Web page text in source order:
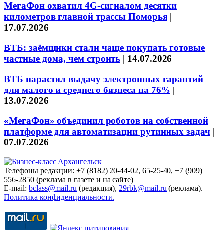
МегаФон охватил 4G-сигналом десятки
километров главной трассы Поморья |
17.07.2026
ВТБ: заёмщики стали чаще покупать готовые
частные дома, чем строить | 14.07.2026
ВТБ нарастил выдачу электронных гарантий
для малого и среднего бизнеса на 76% |
13.07.2026
«МегаФон» объединил роботов на собственной
платформе для автоматизации рутинных задач |
07.07.2026
Телефоны редакции: +7 (8182) 20-44-02, 65-25-40, +7 (909)
556-2850 (реклама в газете и на сайте)
E-mail: bclass@mail.ru (редакция), 29rbk@mail.ru (реклама).
Политика конфиденциальности.